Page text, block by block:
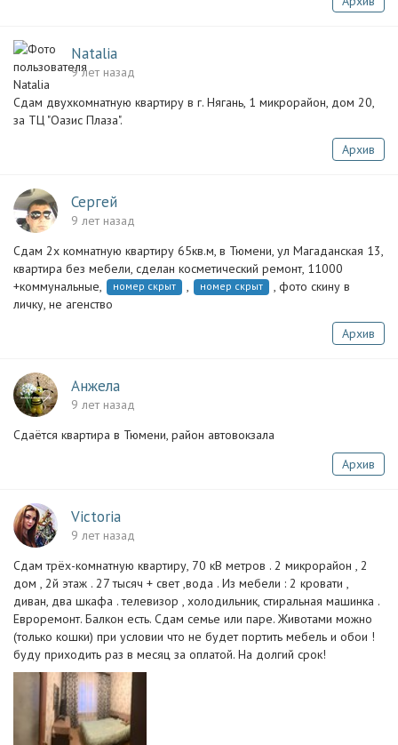
Natalia
9 лет назад
Сдам двухкомнатную квартиру в г. Нягань, 1 микрорайон, дом 20,
за ТЦ "Оазис Плаза".
Архив
Сергей
9 лет назад
Сдам 2х комнатную квартиру 65кв.м, в Тюмени, ул Магаданская 13,
квартира без мебели, сделан косметический ремонт, 11000
+коммунальные,
номер скрыт , номер скрыт
, фото скину в
личку, не агенство
Архив
Анжела
9 лет назад
Сдаётся квартира в Тюмени, район автовокзала
Архив
Victoria
9 лет назад
Сдам трёх-комнатную квартиру, 70 кВ метров . 2 микрорайон , 2
дом , 2й этаж . 27 тысяч + свет ,вода . Из мебели : 2 кровати ,
диван, два шкафа . телевизор , холодильник, стиральная машинка .
Евроремонт. Балкон есть. Сдам семье или паре. Животами можно
(только кошки) при условии что не будет портить мебель и обои !
буду приходить раз в месяц за оплатой. На долгий срок!